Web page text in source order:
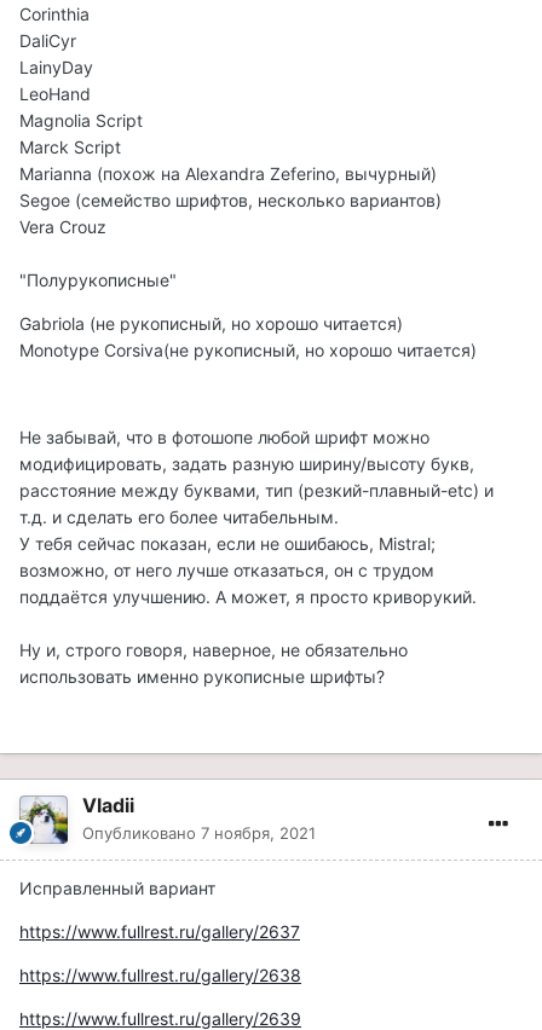
Corinthia
DaliCyr
LainyDay
LeoHand
Magnolia Script
Marck Script
Marianna (похож на Alexandra Zeferino, вычурный)
Segoe (семейство шрифтов, несколько вариантов)
Vera Crouz
"Полурукописные"
Gabriola (не рукописный, но хорошо читается)
Monotype Corsiva(не рукописный, но хорошо читается)
Не забывай, что в фотошопе любой шрифт можно
модифицировать, задать разную ширину/высоту букв,
расстояние между буквами, тип (резкий-плавный-etc) и
т.д. и сделать его более читабельным.
У тебя сейчас показан, если не ошибаюсь, Mistral;
возможно, от него лучше отказаться, он с трудом
поддаётся улучшению. А может, я просто криворукий.
Ну и, строго говоря, наверное, не обязательно
использовать именно рукописные шрифты?
Vladii
Опубликовано 7 ноября, 2021
Исправленный вариант
https://www.fullrest.ru/gallery/2637
https://www.fullrest.ru/gallery/2638
https://www.fullrest.ru/gallery/2639